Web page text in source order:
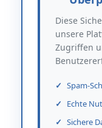
Diese
unsere
Zugriffen
Spam-
Echte
Sichere